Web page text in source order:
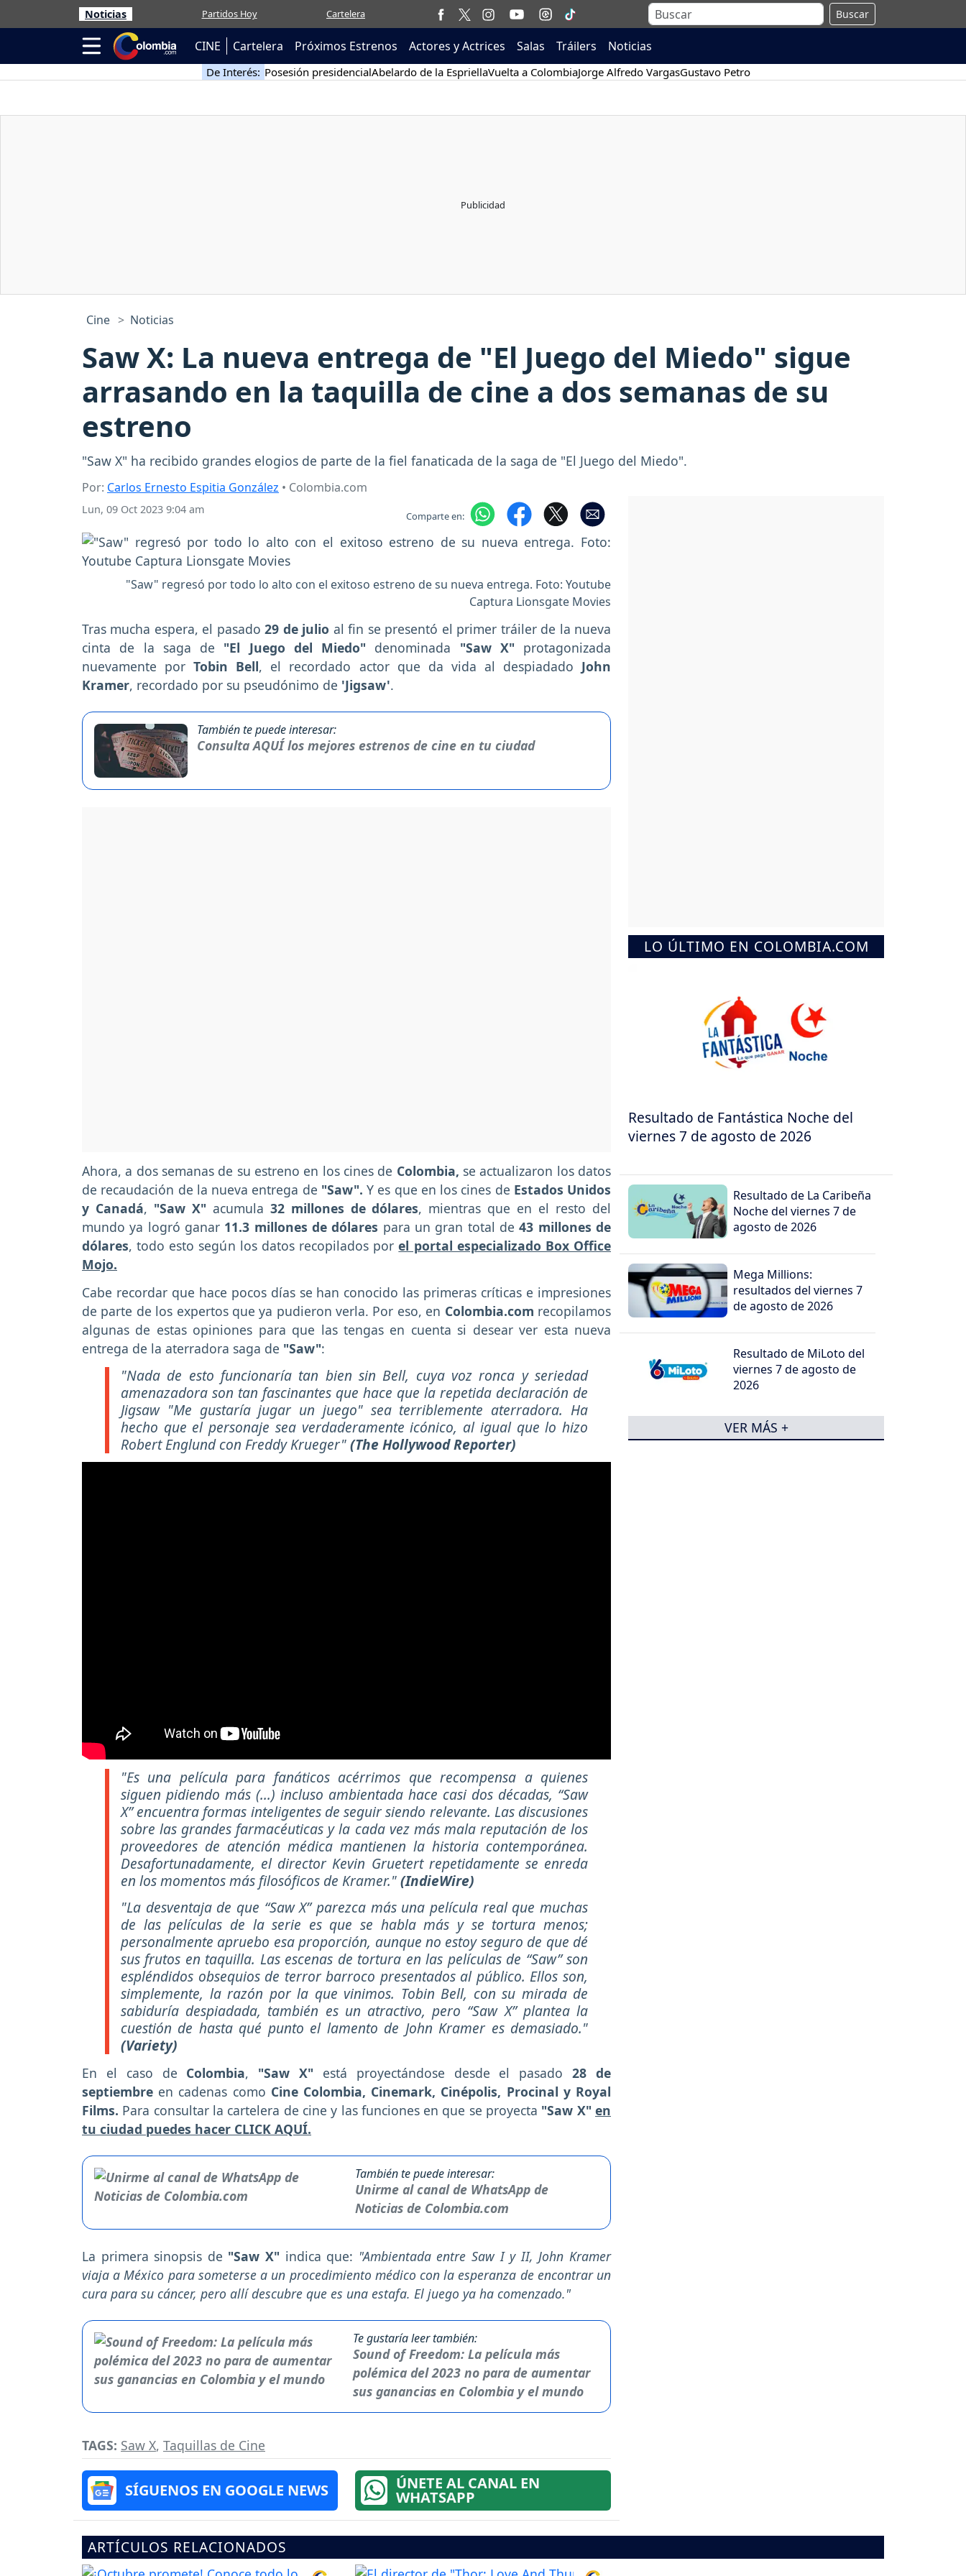
Noticias Partidos Hoy Cartelera Buscar
CINE Cartelera Próximos Estrenos Actores y Actrices Salas Tráilers Noticias
De Interés: Posesión presidencialAbelardo de la EspriellaVuelta a ColombiaJorge Alfredo VargasGustavo Petro
Cine Noticias
Saw X: La nueva entrega de "El Juego del Miedo" sigue
arrasando en la taquilla de cine a dos semanas de su
estreno
"Saw X" ha recibido grandes elogios de parte de la fiel fanaticada de la saga de "El Juego del Miedo".
Por: Carlos Ernesto Espitia González • Colombia.com
Lun, 09 Oct 2023 9:04 am Comparte en:
"Saw" regresó por todo lo alto con el exitoso estreno de su nueva entrega. Foto: Youtube
Captura Lionsgate Movies
Tras mucha espera, el pasado 29 de julio al fin se presentó el primer tráiler de la nueva
cinta de la saga de "El Juego del Miedo" denominada "Saw X" protagonizada
nuevamente porTobin Bell, el recordado actor que da vida al despiadado John
Kramer, recordado por su pseudónimo de 'Jigsaw'.
También te puede interesar:
Consulta AQUÍ los mejores estrenos de cine en tu ciudad
Ahora, a dos semanas de su estreno en los cines de Colombia, se actualizaron los datos
de recaudación de la nueva entrega de "Saw". Y es que en los cines de Estados Unidos
y Canadá, "Saw X" acumula 32 millones de dólares, mientras que en el resto del
mundo ya logró ganar 11.3 millones de dólares para un gran total de43 millones de
dólares, todo esto según los datos recopilados porel portal especializado Box Office
Mojo.
Cabe recordar que hace pocos días se han conocido las primeras críticas e impresiones
de parte de los expertos que ya pudieron verla. Por eso, en Colombia.com recopilamos
algunas de estas opiniones para que las tengas en cuenta si desear ver esta nueva
entrega de la aterradora saga de "Saw":
"Nada de esto funcionaría tan bien sin Bell, cuya voz ronca y seriedad
amenazadora son tan fascinantes que hace que la repetida declaración de
Jigsaw "Me gustaría jugar un juego" sea terriblemente aterradora. Ha
hecho que el personaje sea verdaderamente icónico, al igual que lo hizo
Robert Englund con Freddy Krueger"(The Hollywood Reporter)
"Es una película para fanáticos acérrimos que recompensa a quienes
siguen pidiendo más (...) incluso ambientada hace casi dos décadas, “Saw
X” encuentra formas inteligentes de seguir siendo relevante. Las discusiones
sobre las grandes farmacéuticas y la cada vez más mala reputación de los
proveedores de atención médica mantienen la historia contemporánea.
Desafortunadamente, el director Kevin Gruetert repetidamente se enreda
en los momentos más filosóficos de Kramer."(IndieWire)
"La desventaja de que “Saw X” parezca más una película real que muchas
de las películas de la serie es que se habla más y se tortura menos;
personalmente apruebo esa proporción, aunque no estoy seguro de que dé
sus frutos en taquilla. Las escenas de tortura en las películas de “Saw” son
espléndidos obsequios de terror barroco presentados al público. Ellos son,
simplemente, la razón por la que vinimos. Tobin Bell, con su mirada de
sabiduría despiadada, también es un atractivo, pero “Saw X” plantea la
cuestión de hasta qué punto el lamento de John Kramer es demasiado."
(Variety)
En el caso de Colombia, "Saw X" está proyectándose desde el pasado28 de
septiembre en cadenas como Cine Colombia, Cinemark, Cinépolis, Procinal y Royal
Films. Para consultar la cartelera de cine y las funciones en que se proyecta "Saw X" en
tu ciudad puedes hacer CLICK AQUÍ.
También te puede interesar:
Unirme al canal de WhatsApp de
Noticias de Colombia.com
La primera sinopsis de "Saw X" indica que: "Ambientada entre Saw I y II, John Kramer
viaja a México para someterse a un procedimiento médico con la esperanza de encontrar un
cura para su cáncer, pero allí descubre que es una estafa. El juego ya ha comenzado."
Te gustaría leer también:
Sound of Freedom: La película más
polémica del 2023 no para de aumentar
sus ganancias en Colombia y el mundo
TAGS: Saw X, Taquillas de Cine
SÍGUENOS EN GOOGLE NEWS ÚNETE AL CANAL EN
WHATSAPP
LO ÚLTIMO EN COLOMBIA.COM
Resultado de Fantástica Noche del
viernes 7 de agosto de 2026
Resultado de La Caribeña
Noche del viernes 7 de
agosto de 2026
Mega Millions:
resultados del viernes 7
de agosto de 2026
Resultado de MiLoto del
viernes 7 de agosto de
2026
VER MÁS +
ARTÍCULOS RELACIONADOS